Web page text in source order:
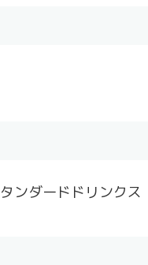
ンダードドリンクス